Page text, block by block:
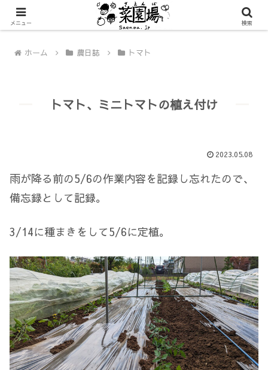
ホーム 農日誌 トマト
トマト、ミニトマトの植え付け
2023.05.08
雨が降る前の5/6の作業内容を記録し忘れたので、
備忘録として記録。
3/14に種まきをして5/6に定植。
メニュー 検索